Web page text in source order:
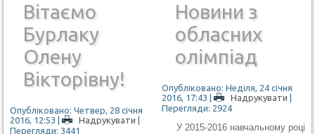
Вітаємо
Бурлаку
Олену
Вікторівну!
Опубліковано: Четвер, 28 січня
2016, 12:53
| Надрукувати
Перегляди: 3441
Новини з
обласних
олімпіад
Опубліковано: Неділя, 24 січня
2016, 17:43
Надрукувати
Перегляди: 2924
У 2015-2016 навчальному році